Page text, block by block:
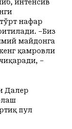
интенсив
нафар
–Биз
майдонга
қамровли
–
Далер
пул